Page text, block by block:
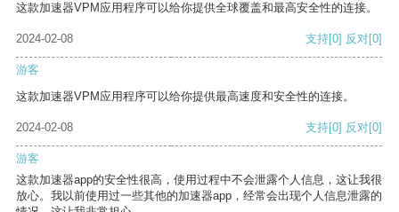
这款加速器VPM应用程序可以给你提供全球覆盖和最高安全性的连接。
2024-02-08 支持[0] 反对[0]
游客
这款加速器VPM应用程序可以给你提供最高速度和安全性的连接。
2024-02-08 支持[0] 反对[0]
游客
这款加速器app的安全性很高，使用过程中不会泄露个人信息，这让我很
放心。我以前使用过一些其他的加速器app，经常会出现个人信息泄露的